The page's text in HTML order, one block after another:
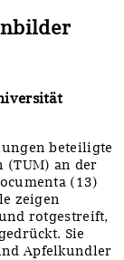
beteiligte
(TUM) an der
(13)
zeigen
rotgestreift,
Sie
Apfelkundler